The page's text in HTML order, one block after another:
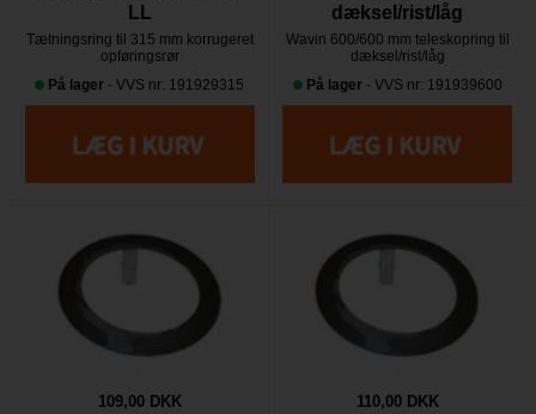
LL
Tætningsring til 315 mm korrugeret
opføringsrør
På lager - VVS nr: 191929315
dæksel/rist/låg
Wavin 600/600 mm teleskopring til
dæksel/rist/låg
På lager - VVS nr: 191939600
109,00 DKK 110,00 DKK